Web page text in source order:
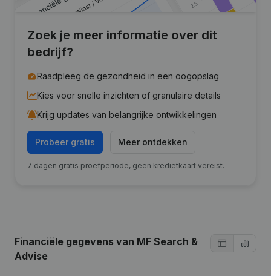
Zoek je meer informatie over dit
bedrijf?
Raadpleeg de gezondheid in een oogopslag
Kies voor snelle inzichten of granulaire details
Krijg updates van belangrijke ontwikkelingen
Probeer gratis Meer ontdekken
7 dagen gratis proefperiode, geen kredietkaart vereist.
Financiële gegevens van MF Search &
Advise